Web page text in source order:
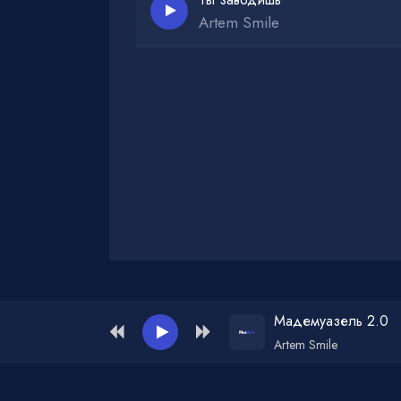
Artem Smile
Администрация для жалоб и рекламы:
Мадемуазель 2.0
Artem Smile